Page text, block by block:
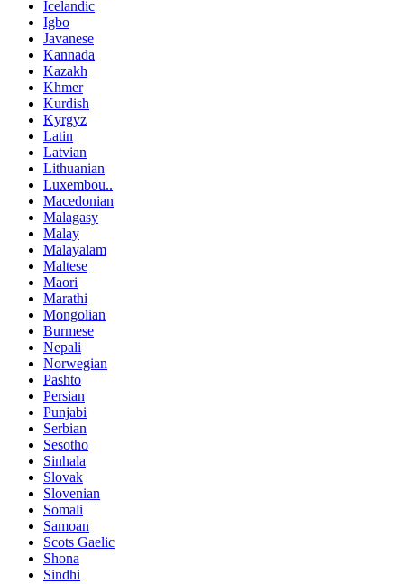
Icelandic
Igbo
Javanese
Kannada
Kazakh
Khmer
Kurdish
Kyrgyz
Latin
Latvian
Lithuanian
Luxembou..
Macedonian
Malagasy
Malay
Malayalam
Maltese
Maori
Marathi
Mongolian
Burmese
Nepali
Norwegian
Pashto
Persian
Punjabi
Serbian
Sesotho
Sinhala
Slovak
Slovenian
Somali
Samoan
Scots Gaelic
Shona
Sindhi